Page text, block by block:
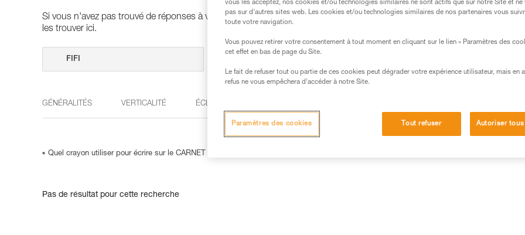
Si vous n'avez pas trouvé de réponses à vos questions dans nos pages produits et techniques, vous devriez
les trouver ici.
Effectuer votre recherche
GÉNÉRALITÉS VERTICALITÉ ÉCLAIRAGE
Quel crayon utiliser pour écrire sur le CARNET de topo A6 (S90) et A5 (S91) ?
Pas de résultat pour cette recherche
vous les acceptez, nos cookies et/ou technologies similaires ne sont actifs que sur notre Site et ne
pas sur d’autres sites web. Les cookies et/ou technologies similaires de nos partenaires vous
toute votre navigation.
Vous pouvez retirer votre consentement à tout moment en cliquant sur le lien « Paramètres des
cet effet en bas de page du Site.
Le fait de refuser tout ou partie de ces cookies peut dégrader votre expérience utilisateur, mais en
refus ne vous empêchera d’accéder à notre Site.
Tout refuser Autoriser
Paramètres des cookies